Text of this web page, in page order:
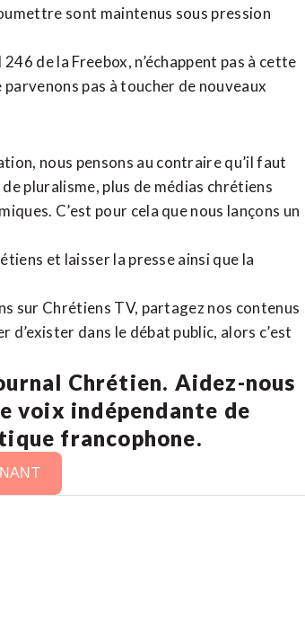
sont maintenus sous pression
de la Freebox, n’échappent pas à cette
pas à toucher de nouveaux
nous pensons au contraire qu’il faut
pluralisme, plus de médias chrétiens
C’est pour cela que nous lançons un
et laisser la presse ainsi que la
sur Chrétiens TV, partagez nos contenus
dans le débat public, alors c’est
Chrétien. Aidez-nous
voix indépendante de
francophone.